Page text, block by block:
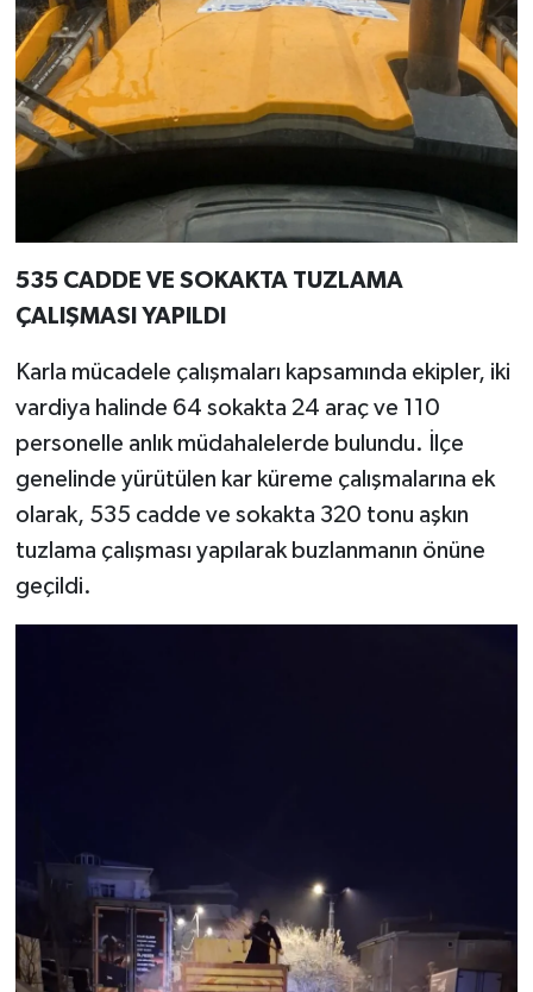
535 CADDE VE SOKAKTA TUZLAMA
ÇALIŞMASI YAPILDI
Karla mücadele çalışmaları kapsamında ekipler, iki
vardiya halinde 64 sokakta 24 araç ve 110
personelle anlık müdahalelerde bulundu. İlçe
genelinde yürütülen kar küreme çalışmalarına ek
olarak, 535 cadde ve sokakta 320 tonu aşkın
tuzlama çalışması yapılarak buzlanmanın önüne
geçildi.